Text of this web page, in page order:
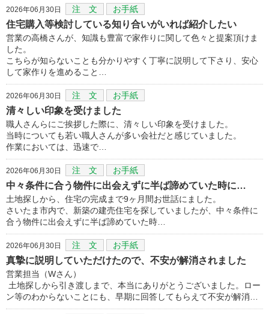
2026年06月30日 注 文 お手紙
住宅購入等検討している知り合いがいれば紹介したい
営業の高橋さんが、知識も豊富で家作りに関して色々と提案頂けま
した。
こちらが知らないことも分かりやすく丁寧に説明して下さり、安心
して家作りを進めること…
2026年06月30日 注 文 お手紙
清々しい印象を受けました
職人さんらにご挨拶した際に、清々しい印象を受けました。
当時についても若い職人さんが多い会社だと感じていました。
作業においては、迅速で…
2026年06月30日 注 文 お手紙
中々条件に合う物件に出会えずに半ば諦めていた時に…
土地探しから、住宅の完成まで9ヶ月間お世話にました。
さいたま市内で、新築の建売住宅を探していましたが、中々条件に
合う物件に出会えずに半ば諦めていた時…
2026年06月30日 注 文 お手紙
真摯に説明していただけたので、不安が解消されました
営業担当（Wさん）
土地探しから引き渡しまで、本当にありがとうございました。ロー
ン等のわからないことにも、早期に回答してもらえて不安が解消…